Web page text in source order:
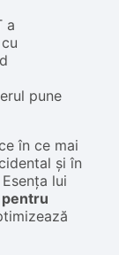
pune
în ce mai
și în
lui